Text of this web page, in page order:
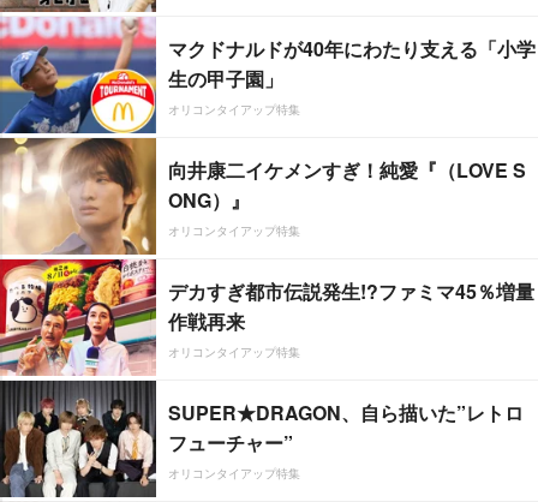
マクドナルドが40年にわたり支える「小学
生の甲子園」
オリコンタイアップ特集
向井康二イケメンすぎ！純愛『（LOVE S
ONG）』
オリコンタイアップ特集
デカすぎ都市伝説発生!?ファミマ45％増量
作戦再来
オリコンタイアップ特集
SUPER★DRAGON、自ら描いた”レトロ
フューチャー”
オリコンタイアップ特集